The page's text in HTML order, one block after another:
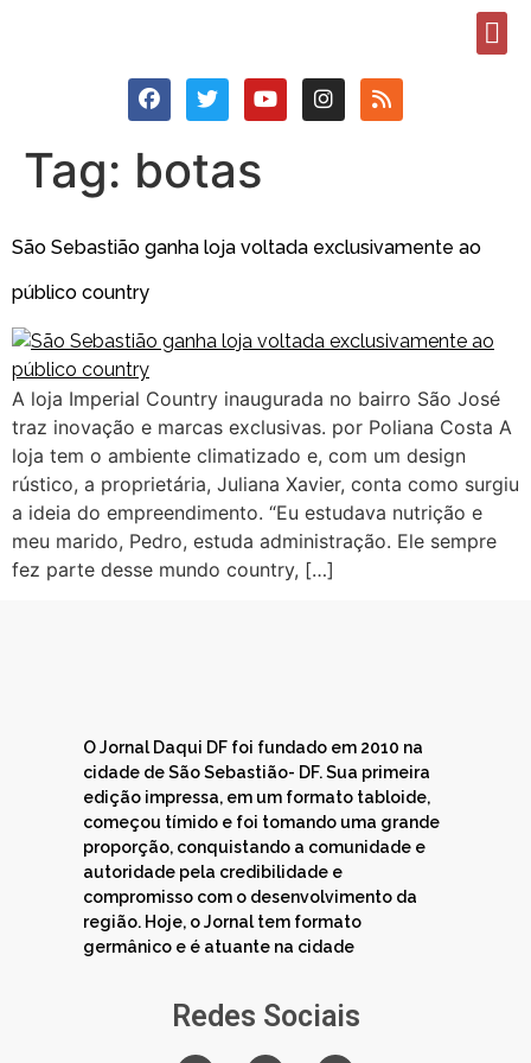
Tag: botas
São Sebastião ganha loja voltada exclusivamente ao
público country
A loja Imperial Country inaugurada no bairro São José
traz inovação e marcas exclusivas. por Poliana Costa A
loja tem o ambiente climatizado e, com um design
rústico, a proprietária, Juliana Xavier, conta como surgiu
a ideia do empreendimento. “Eu estudava nutrição e
meu marido, Pedro, estuda administração. Ele sempre
fez parte desse mundo country, […]
O Jornal Daqui DF foi fundado em 2010 na
cidade de São Sebastião- DF. Sua primeira
edição impressa, em um formato tabloide,
começou tímido e foi tomando uma grande
proporção, conquistando a comunidade e
autoridade pela credibilidade e
compromisso com o desenvolvimento da
região. Hoje, o Jornal tem formato
germânico e é atuante na cidade
Redes Sociais